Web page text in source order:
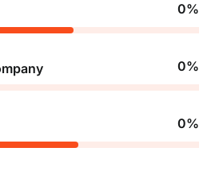
0%
0%
0%